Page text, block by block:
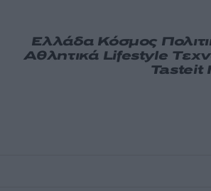
Ελλάδα Κόσμος
Αθλητικά Lifestyle
Tasteit